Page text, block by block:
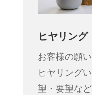
ヒヤリング
お客様の願
ヒヤリング
望・要望な